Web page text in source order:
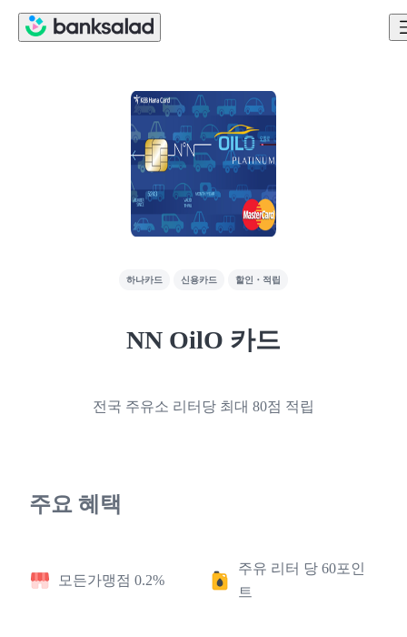
하나카드 신용카드 할인・적립
NN OilO 카드
전국 주유소 리터당 최대 80점 적립
주요 혜택
모든가맹점 0.2%
주유 리터 당 60포인
트